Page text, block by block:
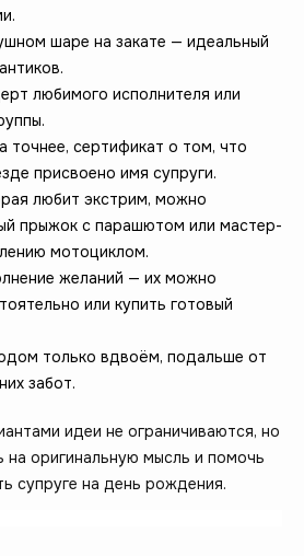
шаре на закате — идеальный
любимого исполнителя или
точнее, сертификат о том, что
присвоено имя супруги.
любит экстрим, можно
прыжок с парашютом или мастер-
мотоциклом.
желаний — их можно
или купить готовый
только вдвоём, подальше от
забот.
идеи не ограничиваются, но
на оригинальную мысль и помочь
супруге на день рождения.